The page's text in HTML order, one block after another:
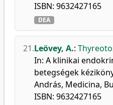
ISBN: 9632427165
DEA
21.Leövey, A.:
In: A klinikai
betegségek
András, Medicina,
ISBN: 9632427165